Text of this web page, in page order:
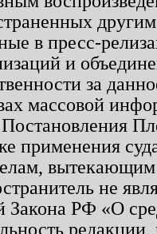
в пресс-
и
за
массовой
Постановления
применения
вытекающим
не
Закона РФ «О